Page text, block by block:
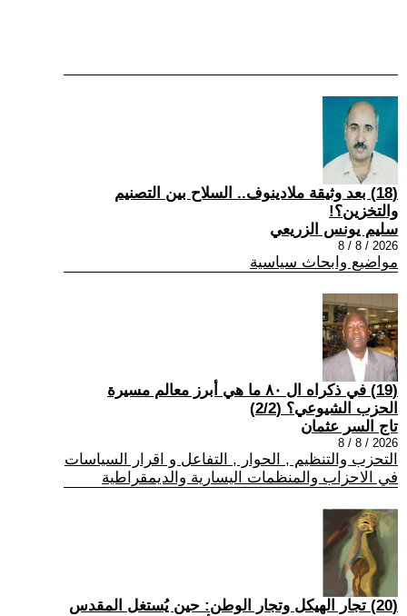
(18) بعد وثيقة ملادينوف.. السلاح بين التصنيم
والتخزين؟!
سليم يونس الزريعي
2026 / 8 / 8
مواضيع وابحاث سياسية
(19) في ذكراه ال ٨٠ ما هي أبرز معالم مسيرة
الحزب الشيوعي؟ (2/2)
تاج السر عثمان
2026 / 8 / 8
التحزب والتنظيم , الحوار , التفاعل و اقرار السياسات
في الاحزاب والمنظمات اليسارية والديمقراطية
(20) تجار الهيكل وتجار الوطن: حين يُستغل المقدس